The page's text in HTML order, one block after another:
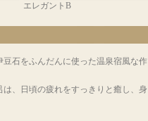
エレガントB
石をふんだんに使った温泉宿風な作
、日頃の疲れをすっきりと癒し、身